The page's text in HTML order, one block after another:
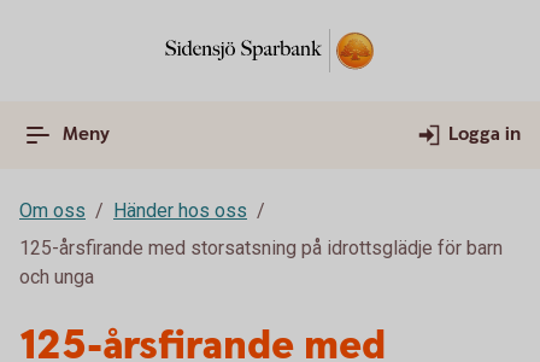
Meny Logga in
Om oss
Händer hos oss
125-årsfirande med storsatsning på idrottsglädje för barn
och unga
125-årsfirande med